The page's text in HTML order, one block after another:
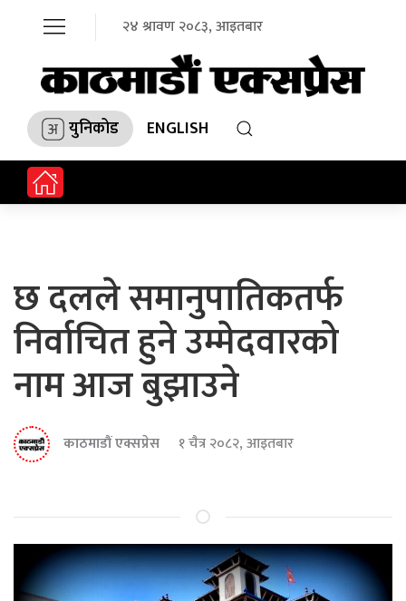
२४ श्रावण २०८३, आइतबार
युनिकोड ENGLISH
छ दलले समानुपातिकतर्फ
निर्वाचित हुने उम्मेदवारको
नाम आज बुझाउने
काठमाडौं एक्सप्रेस १ चैत्र २०८२, आइतबार